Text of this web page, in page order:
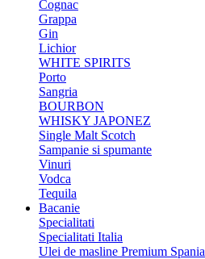
Cognac
Grappa
Gin
Lichior
WHITE SPIRITS
Porto
Sangria
BOURBON
WHISKY JAPONEZ
Single Malt Scotch
Sampanie si spumante
Vinuri
Vodca
Tequila
Bacanie
Specialitati
Specialitati Italia
Ulei de masline Premium Spania